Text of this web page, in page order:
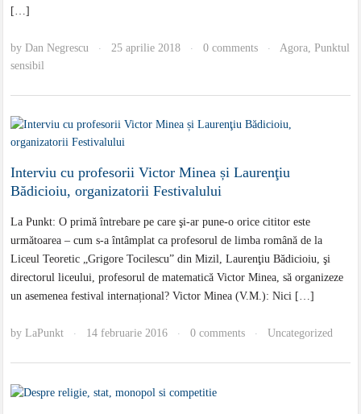
[…]
byDan Negrescu · 25 aprilie 2018 · 0 comments · Agora,Punktul
sensibil
Interviu cu profesorii Victor Minea și Laurenţiu
Bădicioiu, organizatorii Festivalului
La Punkt: O primă întrebare pe care şi-ar pune-o orice cititor este
următoarea – cum s-a întâmplat ca profesorul de limba română de la
Liceul Teoretic „Grigore Tocilescu” din Mizil, Laurenţiu Bădicioiu, şi
directorul liceului, profesorul de matematică Victor Minea, să organizeze
un asemenea festival internațional? Victor Minea (V.M.): Nici […]
byLaPunkt · 14 februarie 2016 · 0 comments · Uncategorized